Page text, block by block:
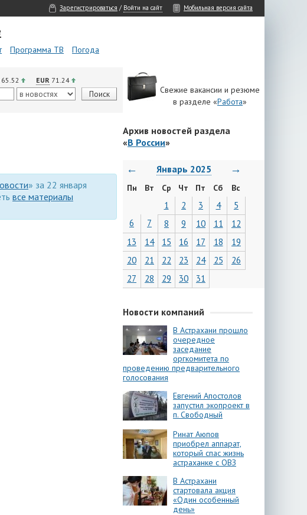
Зарегистрироваться / Войти на сайт Мобильная версия сайта
Программа ТВ Погода
65.52 EUR 71.24
Свежие вакансии и резюме
в разделе «Работа»
» за 22 января
все материалы
Архив новостей раздела
«В России»
← Январь 2025 →
Пн Вт Ср Чт Пт Сб Вс
1 2 3 4
5
6
7 8 9 10 11
12
13
14 15 16 17 18
19
20
21 22 23 24 25
26
27
28 29 30 31
Новости компаний
В Астрахани прошло
очередное
заседание
оргкомитета по
проведению предварительного
голосования
Евгений Апостолов
запустил экопроект в
п. Свободный
Ринат Аюпов
приобрел аппарат,
который спас жизнь
астраханке с ОВЗ
В Астрахани
стартовала акция
«Один особенный
день»